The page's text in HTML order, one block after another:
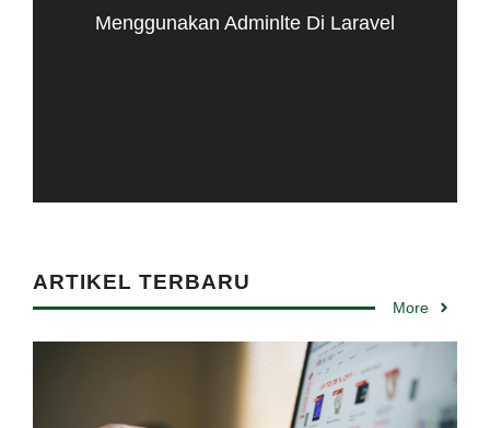
Menggunakan Adminlte Di Laravel
ARTIKEL TERBARU
More